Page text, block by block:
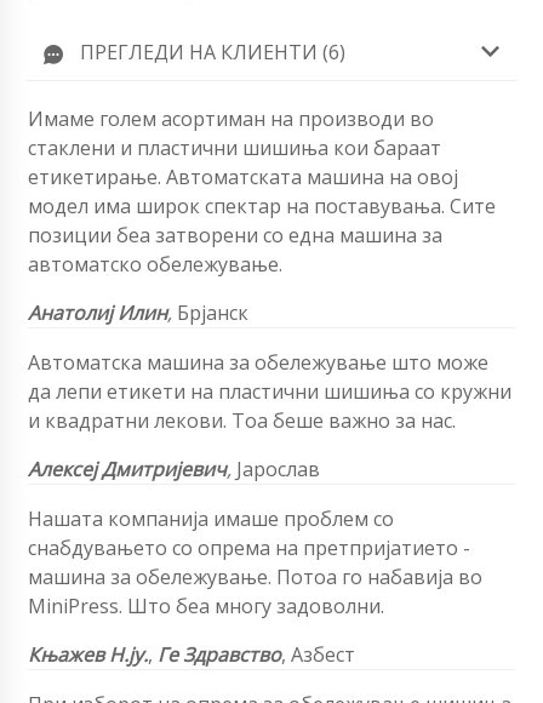
ПРЕГЛЕДИ НА КЛИЕНТИ (6)
Имаме голем асортиман на производи во
стаклени и пластични шишиња кои бараат
етикетирање. Автоматската машина на овој
модел има широк спектар на поставувања. Сите
позиции беа затворени со една машина за
автоматско обележување.
Анатолиј Илин, Брјанск
Автоматска машина за обележување што може
да лепи етикети на пластични шишиња со кружни
и квадратни лекови. Тоа беше важно за нас.
Алексеј Дмитријевич, Јарослав
Нашата компанија имаше проблем со
снабдувањето со опрема на претпријатието -
машина за обележување. Потоа го набавија во
MiniPress. Што беа многу задоволни.
Књажев Н.ју., Ге Здравство, Азбест